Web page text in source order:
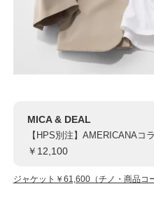
MICA & DEAL
￥12,100
ジャケット￥61,600（チノ・商品コ